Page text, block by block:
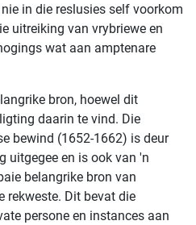
in die reslusies self voorkom
uitreiking van vrybriewe en
wat aan amptenare
bron, hoewel dit
daarin te vind. Die
bewind (1652-1662) is deur
uitgegee en is ook van 'n
belangrike bron van
rekweste. Dit bevat die
persone en instances aan